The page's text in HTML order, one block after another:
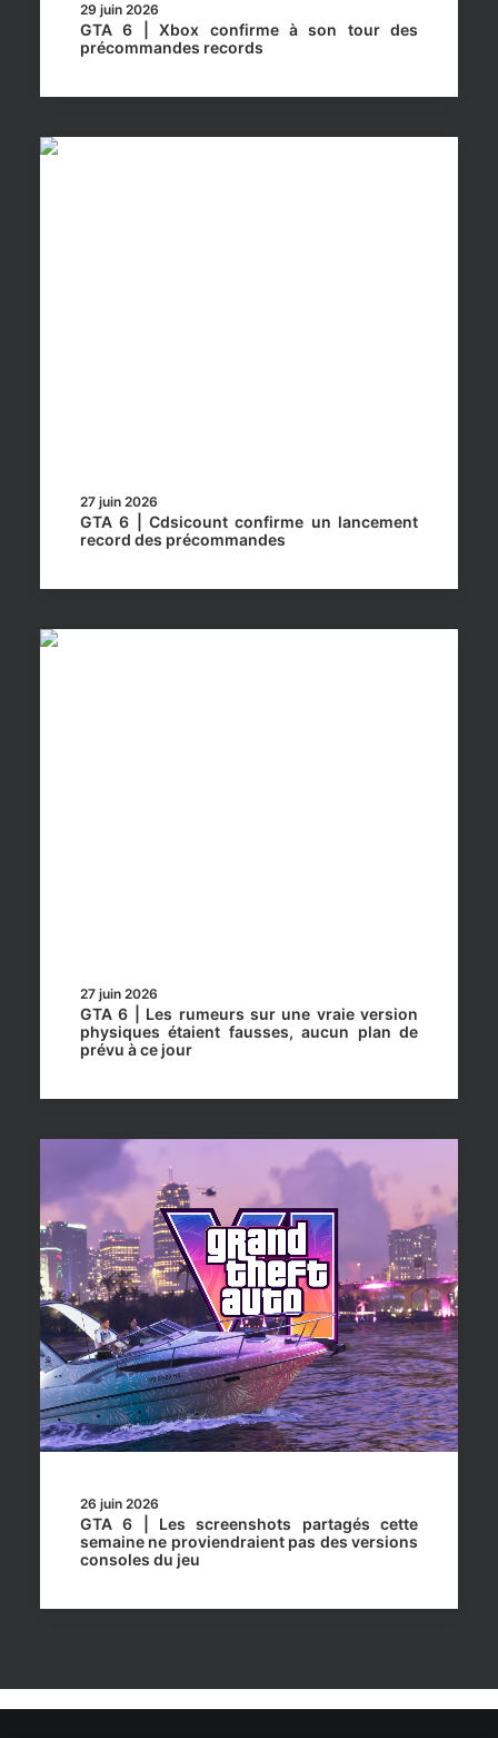
29 juin 2026
GTA 6 | Xbox confirme à son tour des
précommandes records
27 juin 2026
GTA 6 | Cdsicount confirme un lancement
record des précommandes
27 juin 2026
GTA 6 | Les rumeurs sur une vraie version
physiques étaient fausses, aucun plan de
prévu à ce jour
26 juin 2026
GTA 6 | Les screenshots partagés cette
semaine ne proviendraient pas des versions
consoles du jeu